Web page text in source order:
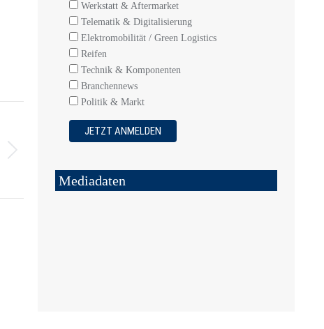
Werkstatt & Aftermarket
Telematik & Digitalisierung
Elektromobilität / Green Logistics
Reifen
Technik & Komponenten
Branchennews
Politik & Markt
Mediadaten